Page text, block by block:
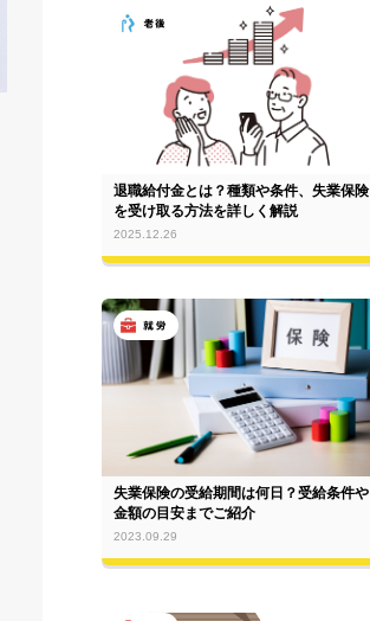
退職給付金とは？種類や条件、失業保険
を受け取る方法を詳しく解説
2025.12.26
失業保険の受給期間は何日？受給条件や
金額の目安までご紹介
2023.09.29